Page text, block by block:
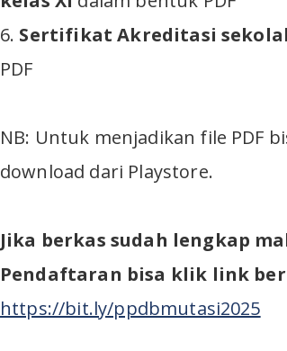
6. Sertifikat Akreditasi
PDF
NB: Untuk menjadikan file PDF
download dari Playstore.
Jika berkas sudah lengkap
Pendaftaran bisa klik link
https://bit.ly/ppdbmutasi2025